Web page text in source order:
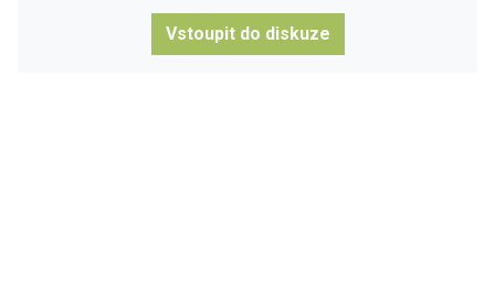
Vstoupit do diskuze